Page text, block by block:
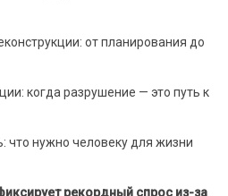
от планирования до
когда разрушение — это путь к
что нужно человеку для жизни
рекордный спрос из-за